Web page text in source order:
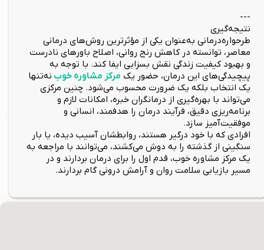
---
نتیجه‌گیری
طرحواره‌درمانی به‌عنوان یکی از مؤثرترین روش‌های درمانی
معاصر، توانسته در کاهش رنج روانی، اصلاح باورهای نادرست
و بهبود کیفیت زندگی نقش بسزایی ایفا کند. با توجه به
پیچیدگی‌های این درمان، حضور یک مرکز مشاوره خوب نه‌تنها
یک انتخاب بلکه یک ضرورت محسوب می‌شود. چنین مرکزی
می‌تواند با بهره‌گیری از درمانگران خبره، امکانات لازم و
برنامه‌ریزی دقیق، فرآیند درمان را هدفمند، انسانی و
موفقیت‌آمیز سازد.
افرادی که با خود درگیر هستند، روابطشان آسیب دیده، یا بار
سنگینی از گذشته را به دوش می‌کشند، می‌توانند با مراجعه به
یک مرکز مشاوره خوب، قدم اول را برای درمان بردارند و در
مسیر بازیابی سلامت روان و آرامش درونی گام بردارند.